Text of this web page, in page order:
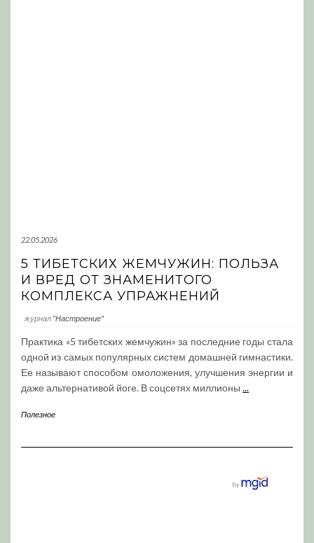
22.05.2026
5 ТИБЕТСКИХ ЖЕМЧУЖИН: ПОЛЬЗА
И ВРЕД ОТ ЗНАМЕНИТОГО
КОМПЛЕКСА УПРАЖНЕНИЙ
журнал "Настроение"
Практика «5 тибетских жемчужин» за последние годы стала
одной из самых популярных систем домашней гимнастики.
Ее называют способом омоложения, улучшения энергии и
даже альтернативой йоге. В соцсетях миллионы ...
Полезное